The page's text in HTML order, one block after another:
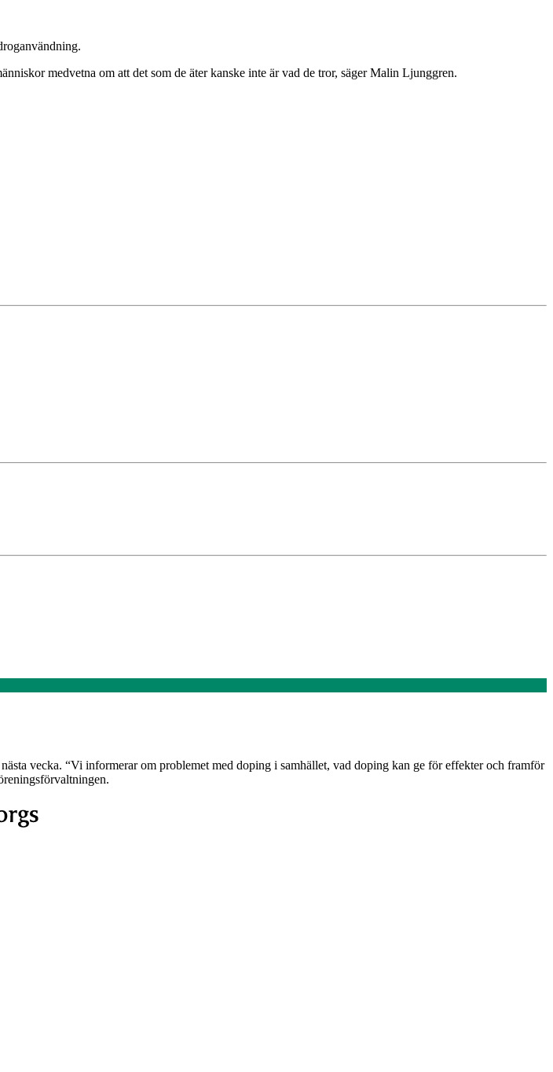
medvetna om att det som de äter kanske inte är vad de tror, säger Malin Ljunggren.
vecka. “Vi informerar om problemet med doping i samhället, vad doping kan ge för effekter och framför